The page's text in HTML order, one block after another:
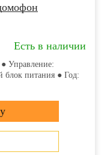
Есть в наличии
Управление:
блок питания ● Год: